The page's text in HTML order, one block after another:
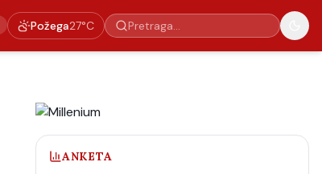
Požega27°C
ANKETA